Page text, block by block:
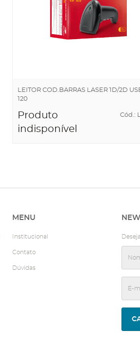
LEITOR COD.BARRAS LASER 1D/2D
120
Produto
indisponível
Cód.:
MENU
Institucional
Contato
Dúvidas